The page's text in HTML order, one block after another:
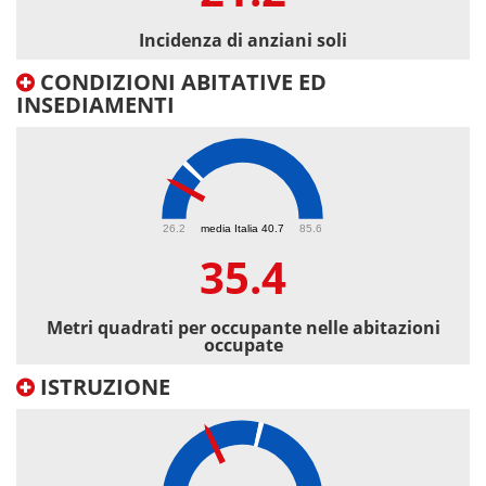
Incidenza di anziani soli
CONDIZIONI ABITATIVE ED
INSEDIAMENTI
media Italia 40.7
26.2 85.6
35.4
Metri quadrati per occupante nelle abitazioni
occupate
ISTRUZIONE